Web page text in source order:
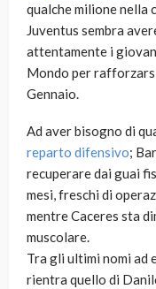
qualche milione nella
Juventus sembra
attentamente i
Mondo per
Gennaio.
Ad aver bisogno di
reparto difensivo;
recuperare dai guai
mesi, freschi di
mentre Caceres sta
muscolare.
Tra gli ultimi nomi ad
rientra quello di